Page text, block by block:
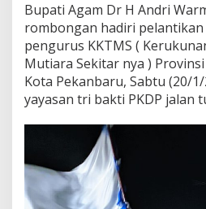
T
M
S
B
u
p
Bupati Agam Dr H Andri
rombongan hadiri
pengurus KKTMS (
Mutiara Sekitar nya ) Provinsi
Kota Pekanbaru, Sabtu (20/
yayasan tri bakti PKDP jalan